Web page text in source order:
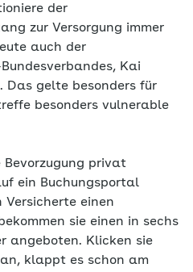
der
zur Versorgung immer
auch der
Kai
Das gelte besonders für
besonders vulnerable
privat
ein Buchungsportal
einen
sie einen in sechs
angeboten. Klicken sie
klappt es schon am